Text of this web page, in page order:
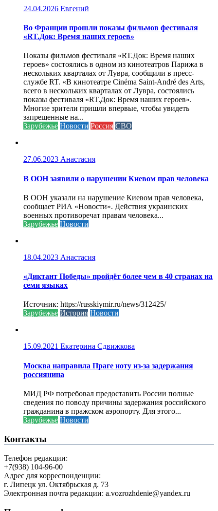
24.04.2026 Евгений
Во Франции прошли показы фильмов фестиваля
«RT.Док: Время наших героев»
Показы фильмов фестиваля «RT.Док: Время наших
героев» состоялись в одном из кинотеатров Парижа в
нескольких кварталах от Лувра, сообщили в пресс-
службе RT. «В кинотеатре Cinéma Saint-André des Arts,
всего в нескольких кварталах от Лувра, состоялись
показы фестиваля «RT.Док: Время наших героев».
Многие зрители пришли впервые, чтобы увидеть
запрещенные на...
Зарубежье Новости Россия СВО
27.06.2023 Анастасия
В ООН заявили о нарушении Киевом прав человека
В ООН указали на нарушение Киевом прав человека,
сообщает РИА «Новости». Действия украинских
военных противоречат правам человека...
Зарубежье Новости
18.04.2023 Анастасия
«Диктант Победы» пройдёт более чем в 40 странах на
семи языках
Источник: https://russkiymir.ru/news/312425/
Зарубежье История Новости
15.09.2021 Екатерина Сдвижкова
Москва направила Праге ноту из-за задержания
россиянина
МИД РФ потребовал предоставить России полные
сведения по поводу причины задержания российского
гражданина в пражском аэропорту. Для этого...
Зарубежье Новости
Контакты
Телефон редакции:
+7(938) 104-96-00
Адрес для корреспонденции:
г. Липецк ул. Октябрьская д. 73
Электронная почта редакции: a.vozrozhdenie@yandex.ru